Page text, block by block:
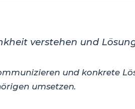
verstehen und
und konkrete
umsetzen.